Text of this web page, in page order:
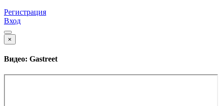
Регистрация
Вход
×
Видео: Gastreet